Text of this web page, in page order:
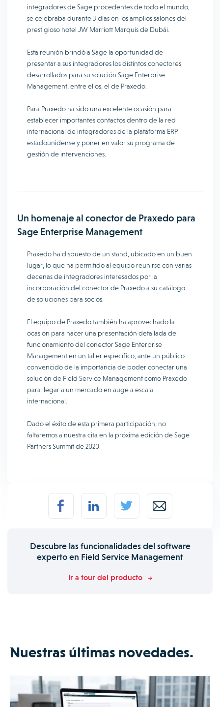
integradores de Sage procedentes de todo el mundo,
se celebraba durante 3 días en los amplios salones del
prestigioso hotel JW Marriott Marquis de Dubái.
Esta reunión brindó a Sage la oportunidad de
presentar a sus integradores los distintos conectores
desarrollados para su solución Sage Enterprise
Management, entre ellos, el de Praxedo.
Para Praxedo ha sido una excelente ocasión para
establecer importantes contactos dentro de la red
internacional de integradores de la plataforma ERP
estadounidense y poner en valor su programa de
gestión de intervenciones.
Un homenaje al conector de Praxedo para
Sage Enterprise Management
Praxedo ha dispuesto de un stand, ubicado en un buen
lugar, lo que ha permitido al equipo reunirse con varias
decenas de integradores interesados por la
incorporación del conector de Praxedo a su catálogo
de soluciones para socios.
El equipo de Praxedo también ha aprovechado la
ocasión para hacer una presentación detallada del
funcionamiento del conector Sage Enterprise
Management en un taller específico, ante un público
convencido de la importancia de poder conectar una
solución de Field Service Management como Praxedo
para llegar a un mercado en auge a escala
internacional.
Dado el éxito de esta primera participación, no
faltaremos a nuestra cita en la próxima edición de Sage
Partners Summit de 2020.
Descubre las funcionalidades del software
experto en Field Service Management
Ir a tour del producto
Nuestras últimas novedades.